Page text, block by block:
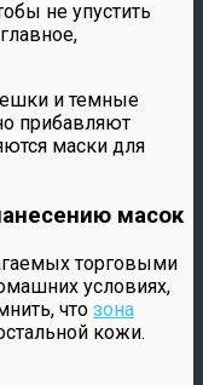
не упустить
и темные
прибавляют
маски для
масок
торговыми
условиях,
что зона
кожи.